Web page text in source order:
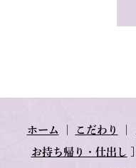
ホーム こだわり
お持ち帰り・仕出し